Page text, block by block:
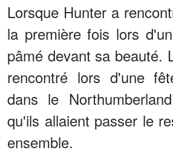
Lorsque Hunter a
la première fois lors
pâmé devant sa beauté.
rencontré lors d'une
dans le
qu'ils allaient passer le
ensemble.